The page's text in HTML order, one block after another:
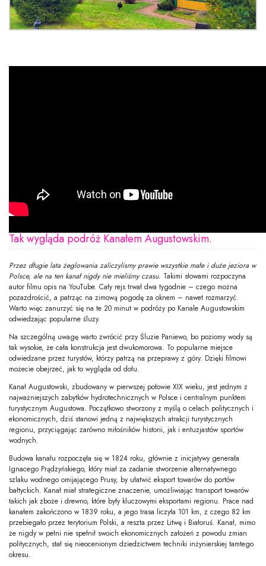
Tak wygląda podróż Kanałem Augustowskim.
Przez długie lata żeglowania zaliczylismy prawie wszystkie małe i duże jeziora w
Polsce, ale na ten kanał nigdy nie mieliśmy czasu. Takimi słowami rozpoczyna
autor filmu opis na YouTube. Cały rejs trwał dwa tygodnie – czego można
pozazdrościć, a patrząc na zimową pogodę za oknem – nawet rozmarzyć.
Warto więc zanurzyć się na te 20 minut w podróży po Kanale Augustowskim
odwiedzając popularne śluzy.
Na szczególną uwagę warto zwrócić przy Śluzie Paniewo, bo poziomy wody są
tak wysokie, że cała konstrukcja jest dwukomorowa. To popularne miejsce
odwiedzane przez turystów, którzy patrzą na przeprawy z góry. Dzięki filmowi
możecie obejrzeć, jak to wygląda od dołu.
Kanał Augustowski, zbudowany w pierwszej połowie XIX wieku, jest jednym z
najważniejszych zabytków hydrotechnicznych w Polsce i centralnym punktem
turystycznym Augustowa. Początkowo stworzony z myślą o celach politycznych i
ekonomicznych, dziś stanowi jedną z największych atrakcji turystycznych
regionu, przyciągając zarówno miłośników historii, jak i entuzjastów sportów
wodnych.
Budowa kanału rozpoczęła się w 1824 roku, głównie z inicjatywy generała
Ignacego Prądzyńskiego, który miał za zadanie stworzenie alternatywnego
szlaku wodnego omijającego Prusy, by ułatwić eksport towarów do portów
bałtyckich. Kanał miał strategiczne znaczenie, umożliwiając transport towarów
takich jak zboże i drewno, które były kluczowymi eksportami regionu. Prace nad
kanałem zakończono w 1839 roku, a jego trasa liczyła 101 km, z czego 82 km
przebiegało przez terytorium Polski, a reszta przez Litwę i Białoruś. Kanał, mimo
że nigdy w pełni nie spełnił swoich ekonomicznych założeń z powodu zmian
politycznych, stał się nieocenionym dziedzictwem techniki inżynierskiej tamtego
okresu.